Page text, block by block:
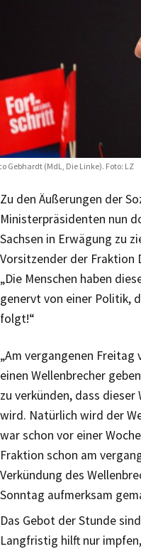
Gebhardt (MdL, Die Linke). Foto: LZ
Zu den Äußerungen der
Ministerpräsidenten nun
Sachsen in Erwägung zu
Vorsitzender der Fraktion
„Die Menschen haben
genervt von einer Politik,
folgt!“
„Am vergangenen
einen Wellenbrecher
zu verkünden, dass
wird. Natürlich wird der
war schon vor einer
Fraktion schon am
Verkündung des
Sonntag aufmerksam
Das Gebot der Stunde
Langfristig hilft nur